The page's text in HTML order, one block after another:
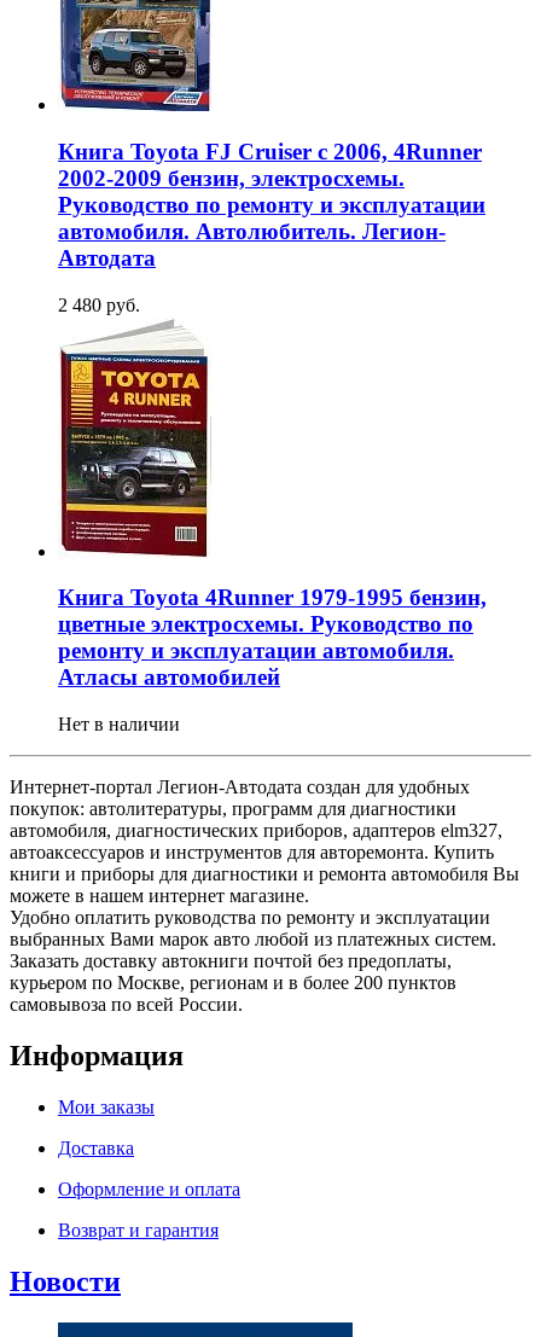
Книга Toyota FJ Cruiser c 2006, 4Runner
2002-2009 бензин, электросхемы.
Руководство по ремонту и эксплуатации
автомобиля. Автолюбитель. Легион-
Aвтодата
2 480 руб.
Книга Toyota 4Runner 1979-1995 бензин,
цветные электросхемы. Руководство по
ремонту и эксплуатации автомобиля.
Атласы автомобилей
Нет в наличии
Интернет-портал Легион-Автодата создан для удобных
покупок: автолитературы, программ для диагностики
автомобиля, диагностических приборов, адаптеров elm327,
автоаксессуаров и инструментов для авторемонта. Купить
книги и приборы для диагностики и ремонта автомобиля Вы
можете в нашем интернет магазине.
Удобно оплатить руководства по ремонту и эксплуатации
выбранных Вами марок авто любой из платежных систем.
Заказать доставку автокниги почтой без предоплаты,
курьером по Москве, регионам и в более 200 пунктов
самовывоза по всей России.
Информация
Мои заказы
Доставка
Оформление и оплата
Возврат и гарантия
Новости